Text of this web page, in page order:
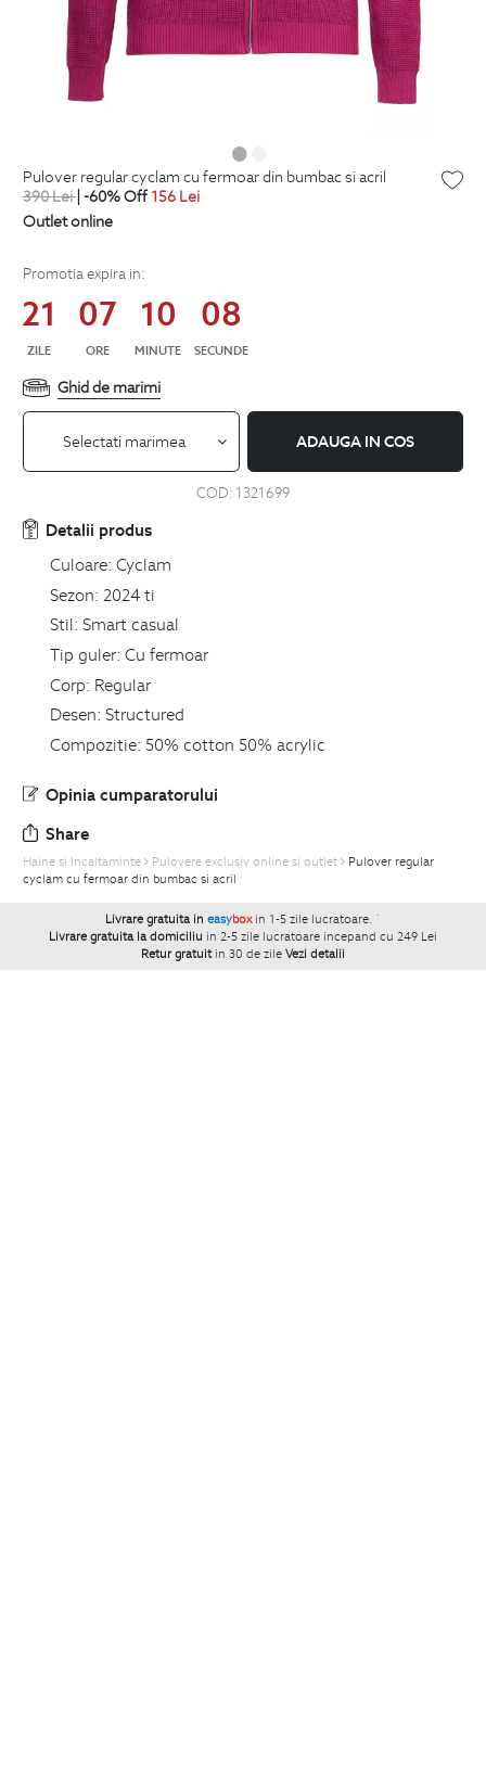
pulover regular cyclam cu fermoar din bumbac si acril
390Lei| -60% Off 156 Lei
Outlet online
Promotia expira in:
21
ZILE
07
ORE
10
MINUTE
08
SECUNDE
Ghid de marimi
Selectati marimea ADAUGA IN COS
COD: 1321699
Detalii produs
Culoare: Cyclam
Sezon: 2024 ti
Stil: Smart casual
Tip guler: Cu fermoar
Corp: Regular
Desen: Structured
Compozitie: 50% cotton 50% acrylic
Opinia cumparatorului
Share
Haine si Incaltaminte Pulovere exclusiv online si outlet
Pulover regular
cyclam cu fermoar din bumbac si acril
Livrare gratuita in easybox in 1-5 zile lucratoare. `
Livrare gratuita la domiciliu in 2-5 zile lucratoare incepand cu 249 Lei
Retur gratuit in 30 de zile Vezi detalii